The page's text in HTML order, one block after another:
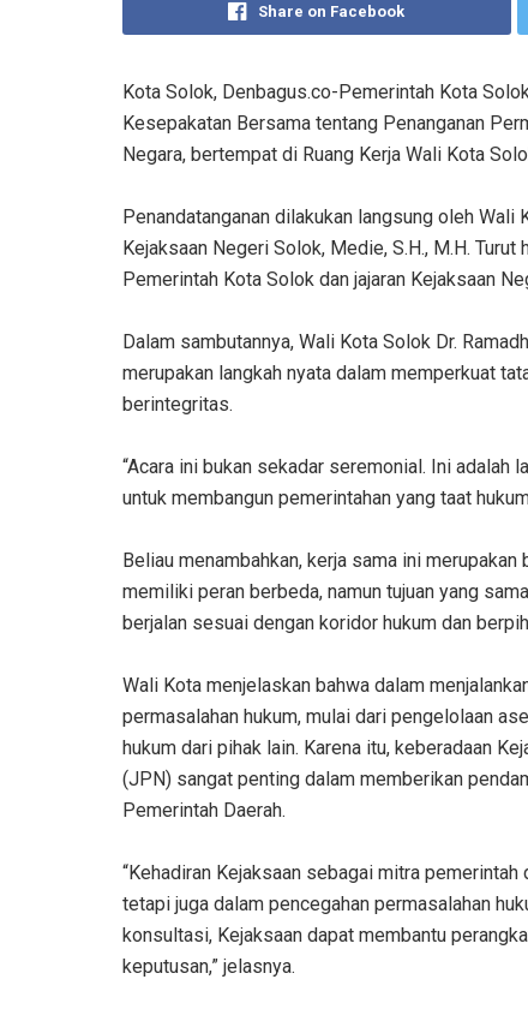
Share on Facebook
‎Kota Solok, Denbagus.co-Pemerintah Kota
Kesepakatan Bersama tentang Penanganan
Negara, bertempat di Ruang Kerja Wali Kota
‎Penandatanganan dilakukan langsung oleh Wali
Kejaksaan Negeri Solok, Medie, S.H., M.H.
Pemerintah Kota Solok dan jajaran Kejaksaan
‎Dalam sambutannya, Wali Kota Solok Dr.
merupakan langkah nyata dalam memperkuat
berintegritas.
‎“Acara ini bukan sekadar seremonial. Ini adalah
untuk membangun pemerintahan yang taat
‎Beliau menambahkan, kerja sama ini
memiliki peran berbeda, namun tujuan yang
berjalan sesuai dengan koridor hukum dan
‎Wali Kota menjelaskan bahwa dalam
permasalahan hukum, mulai dari pengelolaan
hukum dari pihak lain. Karena itu, keberadaan
(JPN) sangat penting dalam memberikan
Pemerintah Daerah.
‎“Kehadiran Kejaksaan sebagai mitra
tetapi juga dalam pencegahan permasalahan
konsultasi, Kejaksaan dapat membantu
keputusan,” jelasnya.